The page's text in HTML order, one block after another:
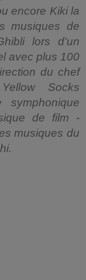
encore Kiki la
musiques de
lors d'un
avec plus 100
du chef
Socks
de film -
musiques du